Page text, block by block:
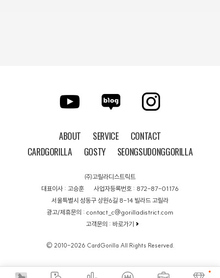
ABOUT SERVICE
CONTACT
CARDGORILLA
GOSTY SEONGSUDONGGORILLA
㈜고릴라디스트릭트
대표이사 : 고승훈
사업자등록번호 : 872-87-01176
서울특별시 성동구 상원6길 8-14 빌라드 고릴라
광고/제휴문의 : contact_c@gorilladistrict.com
고객문의 : 바로가기
© 2010-2026 CardGorilla All Rights Reserved.